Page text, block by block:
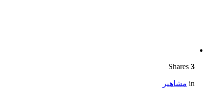
3
in مشاهير